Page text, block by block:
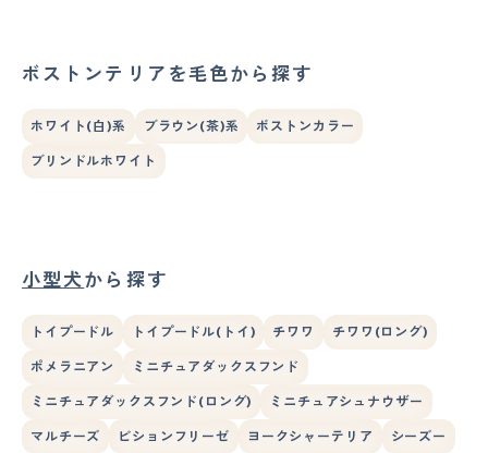
ボストンテリアを毛色から探す
ホワイト(白)系 ブラウン(茶)系 ボストンカラー
ブリンドルホワイト
小型犬から探す
トイプードル トイプードル(トイ) チワワ チワワ(ロング)
ポメラニアン ミニチュアダックスフンド
ミニチュアダックスフンド(ロング) ミニチュアシュナウザー
マルチーズ ビションフリーゼ ヨークシャーテリア シーズー